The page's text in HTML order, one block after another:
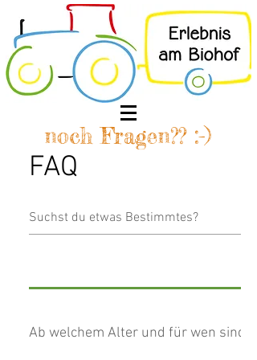
noch Fragen?? :-)
FAQ
Ab welchem Alter und für wen sind